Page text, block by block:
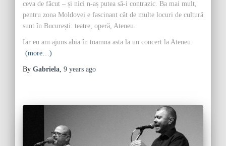
ceva de făcut – și nici n-aș putea să-i contrazic. Ba mai mult,
pentru zona Moldovei e fascinant cât de multe locuri de cultură
sunt în București: teatre, operă, Ateneu.
Iar eu am ajuns abia în toamna asta la un concert la Ateneu.
(more…)
By Gabriela, 9 years ago